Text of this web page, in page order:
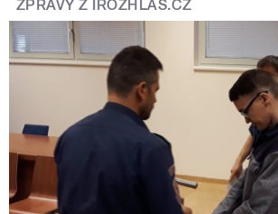
ZPRÁVY Z IROZHLAS.CZ